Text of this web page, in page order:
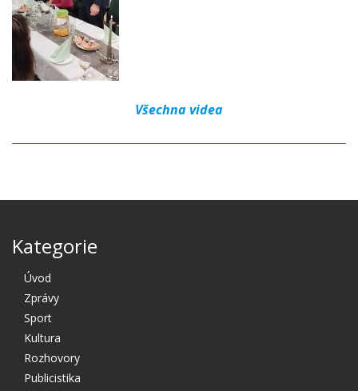
Všechna videa
Kategorie
Úvod
Zprávy
Sport
Kultura
Rozhovory
Publicistika